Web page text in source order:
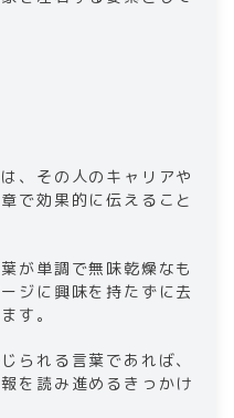
、その人のキャリアや
で効果的に伝えること
が単調で無味乾燥なも
ジに興味を持たずに去
す。
られる言葉であれば、
を読み進めるきっかけ